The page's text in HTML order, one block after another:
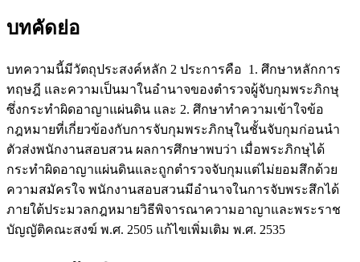
บทคัดย่อ
บทความนี้มีวัตถุประสงค์หลัก 2 ประการคือ 1. ศึกษาหลักการ
ทฤษฎี และความเป็นมาในอำนาจของตำรวจผู้จับกุมพระภิกษุ
ซึ่งกระทำผิดอาญาแผ่นดิน และ 2. ศึกษาทำความเข้าใจข้อ
กฎหมายที่เกี่ยวข้องกับการจับกุมพระภิกษุในชั้นจับกุมก่อนนำ
ตัวส่งพนักงานสอบสวน ผลการศึกษาพบว่า เมื่อพระภิกษุได้
กระทำผิดอาญาแผ่นดินและถูกตำรวจจับกุมแต่ไม่ยอมสึกด้วย
ความสมัครใจ พนักงานสอบสวนมีอำนาจในการจับพระสึกได้
ภายใต้ประมวลกฎหมายวิธีพิจารณาความอาญาและพระราช
บัญญัติคณะสงฆ์ พ.ศ. 2505 แก้ไขเพิ่มเติม พ.ศ. 2535